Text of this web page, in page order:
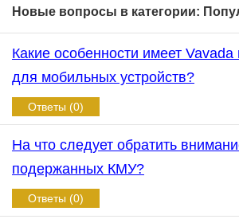
Новые вопросы в категории:
Какие особенности имеет
для мобильных устройств?
Ответы (0)
На что следует обратить
подержанных КМУ?
Ответы (0)